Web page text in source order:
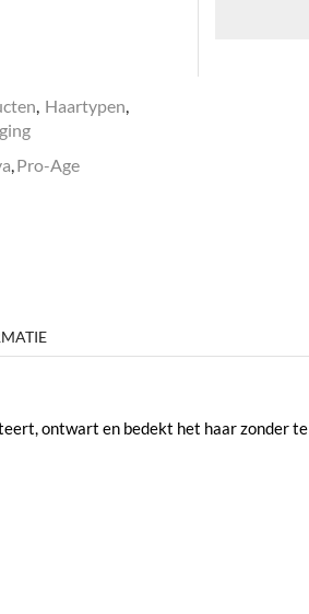
, Haartypen,
,Pro-Age
ontwart en bedekt het haar zonder